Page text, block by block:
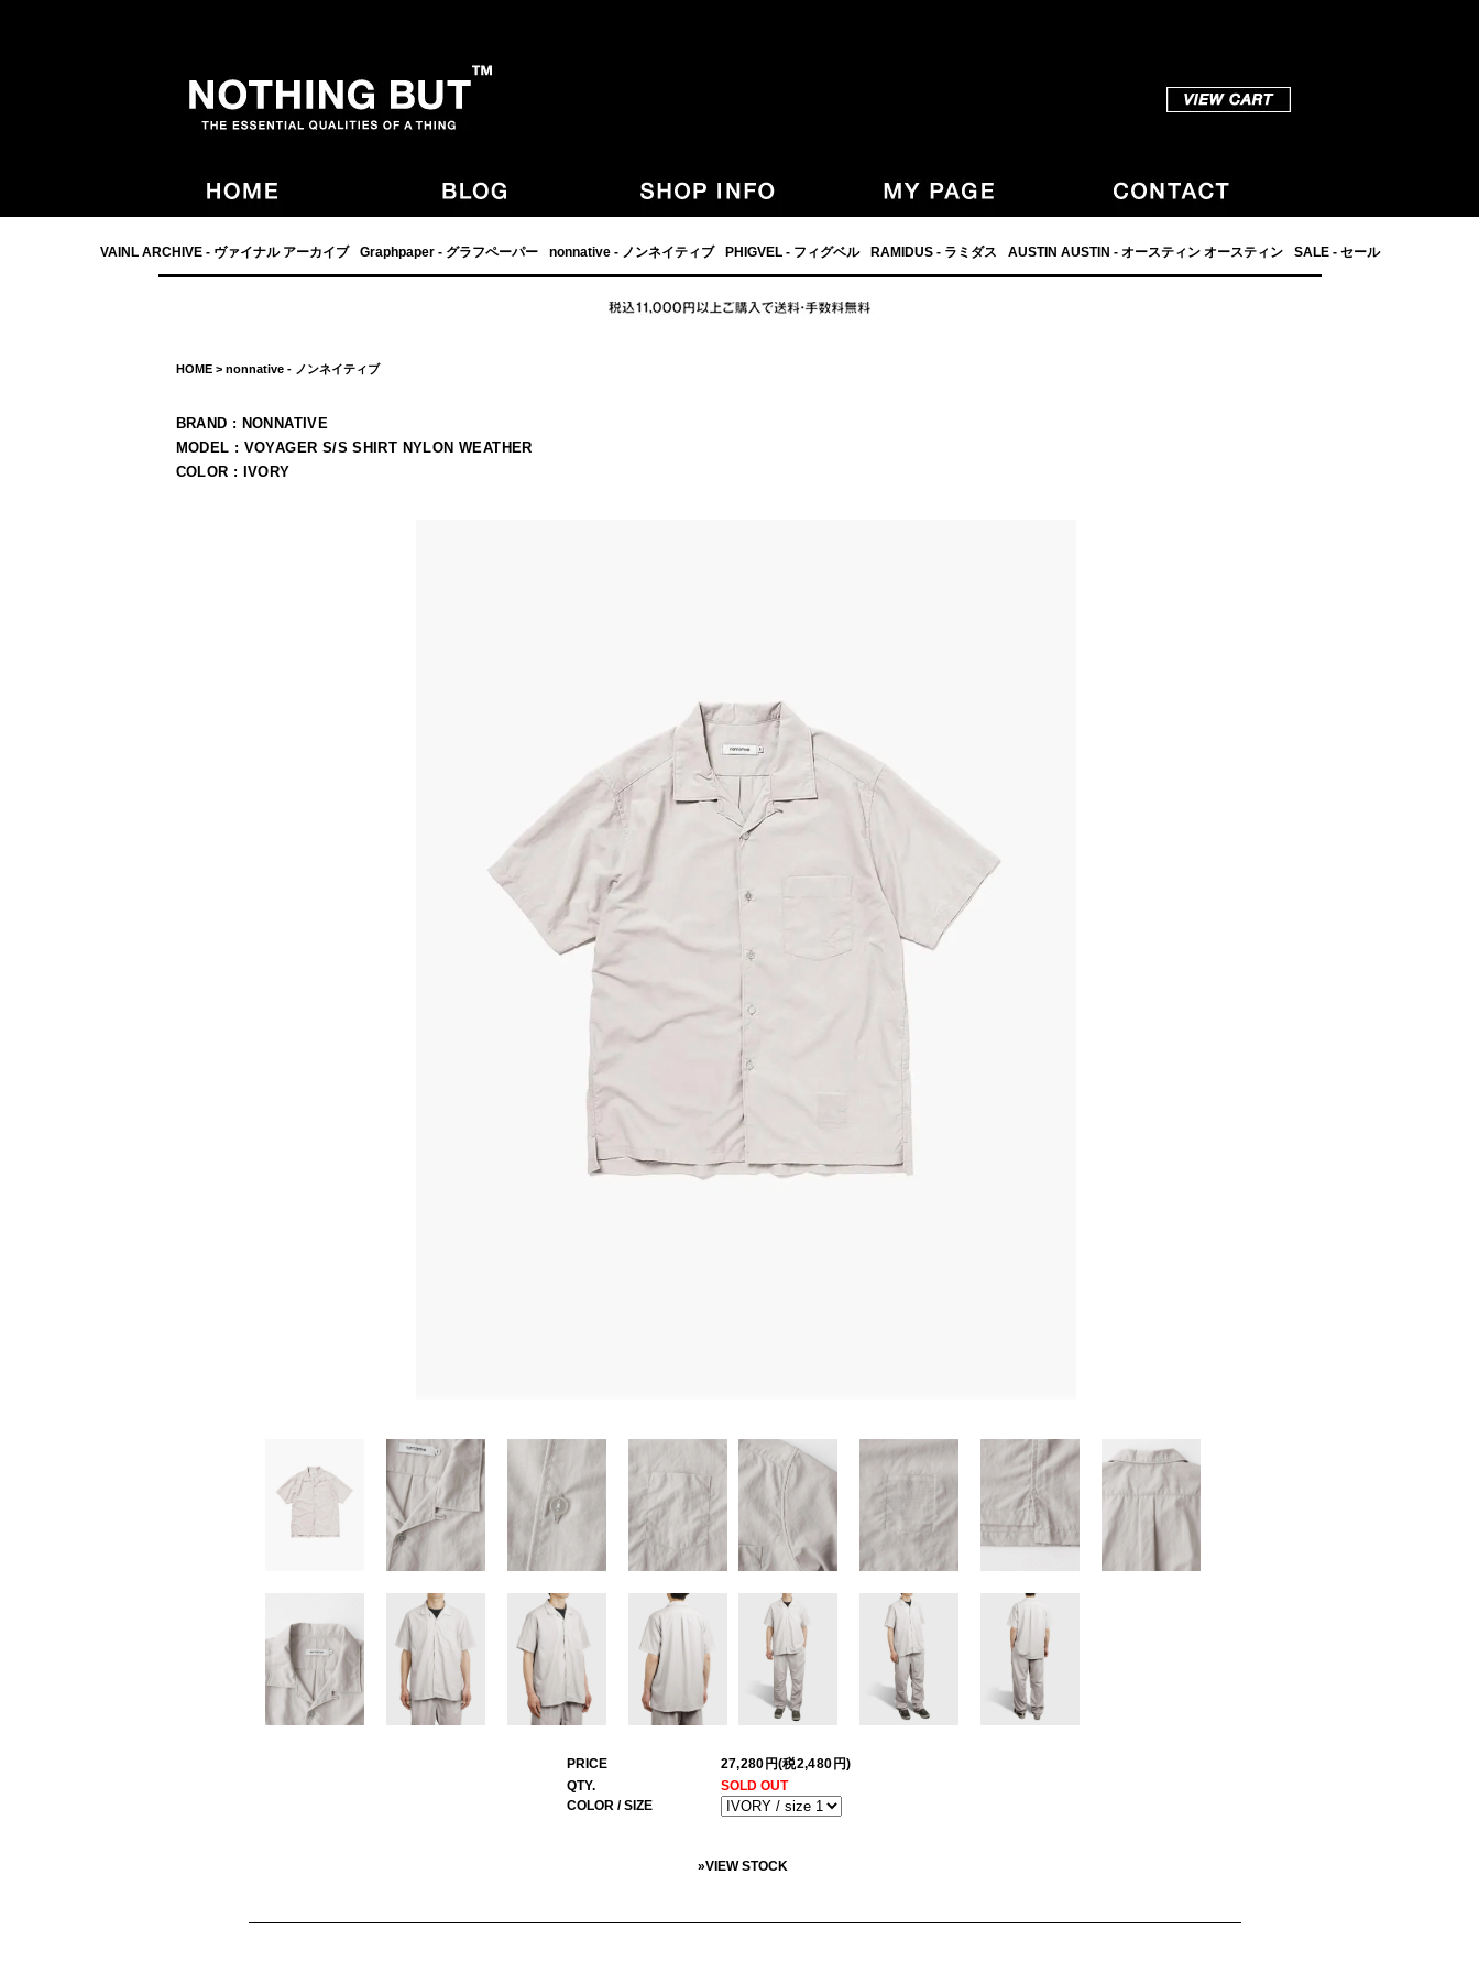
VAINL ARCHIVE - ヴァイナル アーカイブ Graphpaper - グラフペーパー nonnative - ノンネイティブ PHIGVEL - フィグベル RAMIDUS - ラミダス AUSTIN AUSTIN - オースティン オースティン SALE - セール
HOME> nonnative - ノンネイティブ
BRAND : NONNATIVE
MODEL : VOYAGER S/S SHIRT NYLON WEATHER
COLOR : IVORY
PRICE
27,280円(税2,480円)
QTY.
SOLD OUT
COLOR / SIZE
»VIEW STOCK